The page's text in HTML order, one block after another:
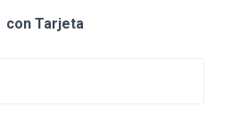
con Tarjeta